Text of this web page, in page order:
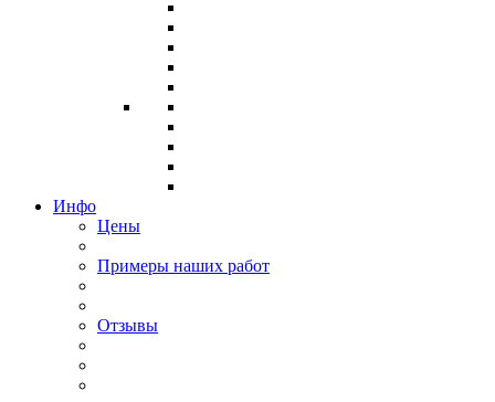
Инфо
Цены
Примеры наших работ
Отзывы